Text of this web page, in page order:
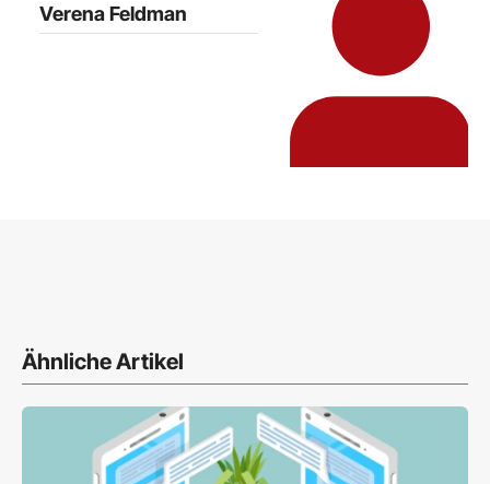
Verena Feldman
Ähnliche Artikel